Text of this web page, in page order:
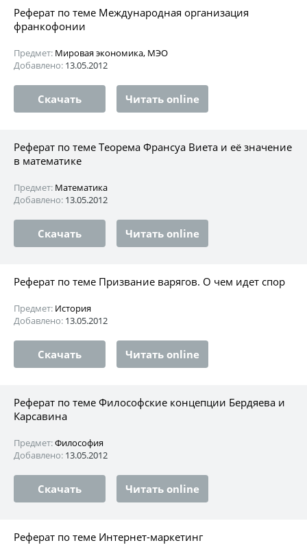
Реферат по теме Международная организация
франкофонии
Предмет: Мировая экономика, МЭО
Добавлено: 13.05.2012
Скачать Читать online
Реферат по теме Теорема Франсуа Виета и её значение
в математике
Предмет: Математика
Добавлено: 13.05.2012
Скачать Читать online
Реферат по теме Призвание варягов. О чем идет спор
Предмет: История
Добавлено: 13.05.2012
Скачать Читать online
Реферат по теме Философские концепции Бердяева и
Карсавина
Предмет:Философия
Добавлено: 13.05.2012
Скачать Читать online
Реферат по теме Интернет-маркетинг